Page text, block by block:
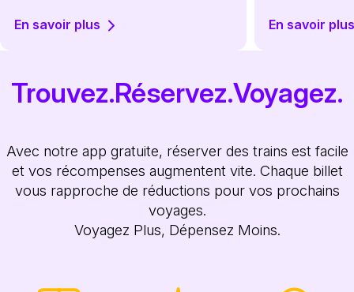
En savoir plus En savoir
Trouvez.Réservez.Voyagez.
Avec notre app gratuite, réserver des trains est facile
et vos récompenses augmentent vite. Chaque billet
vous rapproche de réductions pour vos prochains
voyages.
Voyagez Plus, Dépensez Moins.